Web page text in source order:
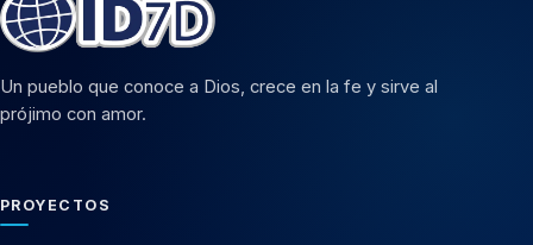
Un pueblo que conoce a Dios, crece en la fe y sirve al
prójimo con amor.
PROYECTOS